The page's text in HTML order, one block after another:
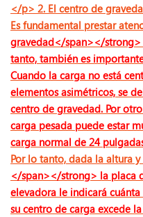
</p> 2. El centro de
Es fundamental prestar
gravedad</span></strong>
tanto, también es
Cuando la carga no está
elementos asimétricos, se
centro de gravedad. Por
carga pesada puede estar
carga normal de 24
Por lo tanto, dada la altura
</span></strong> la placa
elevadora le indicará
su centro de carga excede